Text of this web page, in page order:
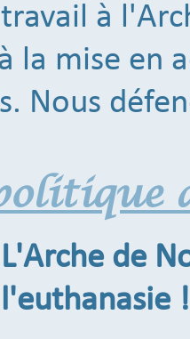
à
la mise en
Nous
L'Arche de
l'euthanasie !